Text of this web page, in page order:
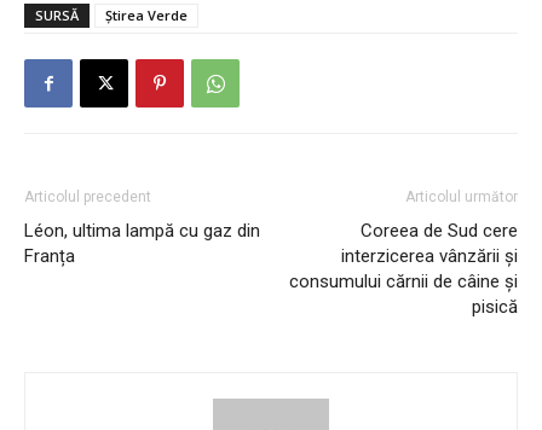
SURSĂ
Știrea Verde
Articolul precedent
Léon, ultima lampă cu gaz din
Franța
Articolul următor
Coreea de Sud cere
interzicerea vânzării și
consumului cărnii de câine și
pisică